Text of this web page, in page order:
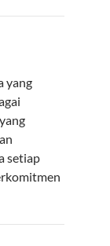
yang
setiap